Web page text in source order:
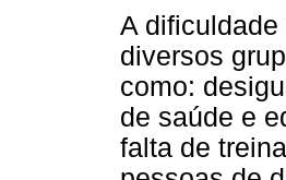
A
diversos
como:
de saúde e
falta de